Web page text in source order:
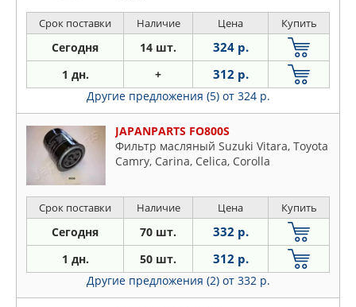
Срок поставки Наличие Цена Купить
Сегодня 14 шт. 324 р.
1 дн. + 312 р.
Другие предложения (5) от 324 р.
JAPANPARTS FO800S
Фильтр масляный Suzuki Vitara, Toyota
Camry, Carina, Celica, Corolla
Срок поставки Наличие Цена Купить
Сегодня 70 шт. 332 р.
1 дн. 50 шт. 312 р.
Другие предложения (2) от 332 р.